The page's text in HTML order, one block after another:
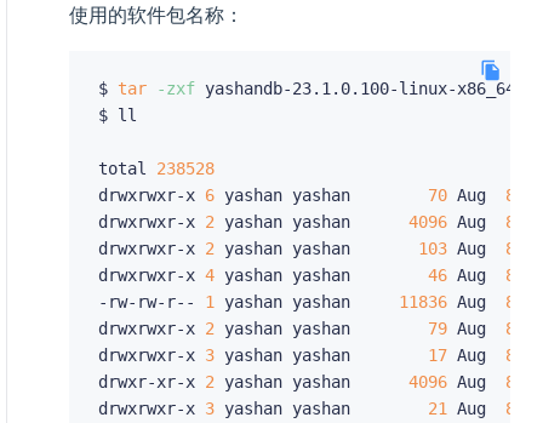
使用的软件包名称：
$ tar -zxf yashandb-23.1.0.100-linux-
$ ll
total 238528
drwxrwxr-x 6 yashan yashan 70 Aug 8
drwxrwxr-x 2 yashan yashan 4096 Aug 8
drwxrwxr-x 2 yashan yashan 103 Aug 8
drwxrwxr-x 4 yashan yashan 46 Aug 8
-rw-rw-r-- 1 yashan yashan 11836 Aug 8
drwxrwxr-x 2 yashan yashan 79 Aug 8
drwxrwxr-x 3 yashan yashan 17 Aug 8
drwxr-xr-x 2 yashan yashan 4096 Aug 8
drwxrwxr-x 3 yashan yashan 21 Aug 8